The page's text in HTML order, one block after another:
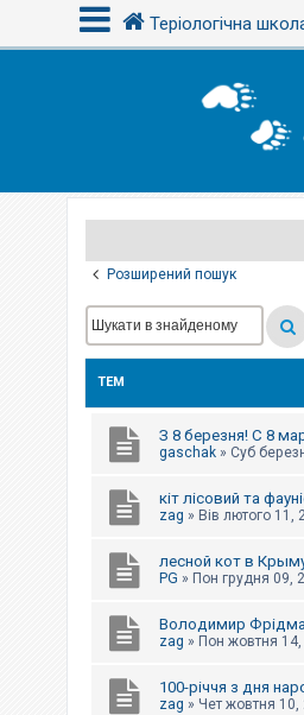
Теріологічна
Розширений пошук
ТЕМ
З 8 березня! С 8
gaschak » Суб
кіт лісовий та
zag » Вів лютого 11,
лесной кот в
PG » Пон грудня 09,
Володимир
zag » Пон жовтня
100-річчя з дня
zag » Чет жовтня 10,